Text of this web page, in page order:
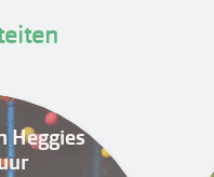
Heggies